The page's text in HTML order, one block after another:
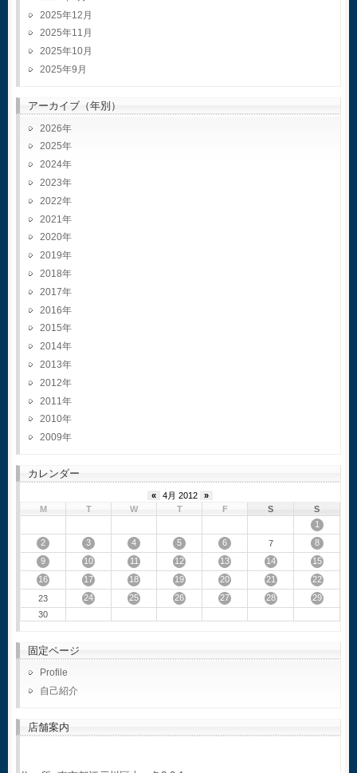
2025年12月
2025年11月
2025年10月
2025年9月
アーカイブ（年別）
2026
2025
2024
2023
2022
2021
2020
2019
2018
2017
2016
2015
2014
2013
2012
2011
2010
2009
カレンダー
« 4月 2012
»
M
T W T F S
S
1
2
3 4 5 6 7
8
9
10 11 12 13 14
15
16
17 18 19 20 21
22
23
24 25 26 27 28
29
30
固定ページ
Profile
自己紹介
店舗案内